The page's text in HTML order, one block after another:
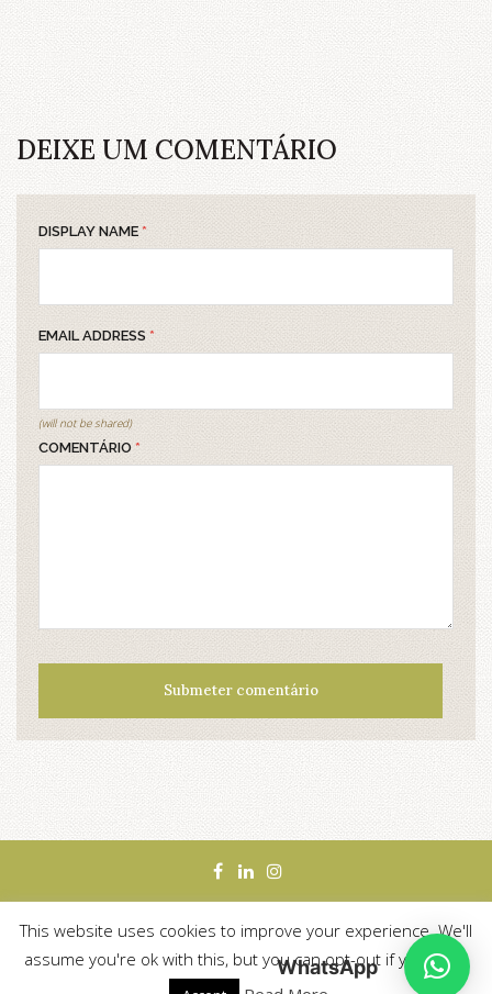
DEIXE UM COMENTÁRIO
DISPLAY NAME *
EMAIL ADDRESS *
(will not be shared)
COMENTÁRIO *
TERMOS E CONDIÇÕES
WEB DESIGN BY LANCE COLLECTIVE
This website uses cookies to improve your experience. We'll
assume you're ok with this, but you can opt-out if you wish.
WhatsApp